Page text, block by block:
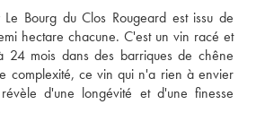
Le Bourg du Clos Rougeard est issu de
hectare chacune. C'est un vin racé et
mois dans des barriques de chêne
complexité, ce vin qui n'a rien à envier
d'une longévité et d'une finesse